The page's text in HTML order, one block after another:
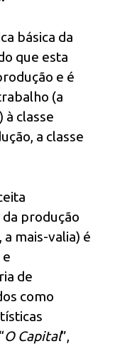
básica da
que esta
e é
(a
à classe
a classe
produção
mais-valia) é
de
como
O Capital”,